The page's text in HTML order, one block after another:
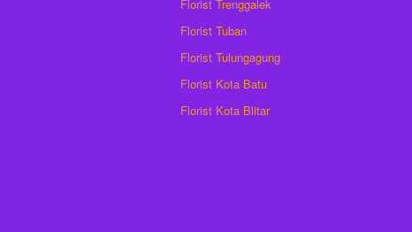
Florist Trenggalek
Florist Tuban
Florist Tulungagung
Florist Kota Batu
Florist Kota Blitar